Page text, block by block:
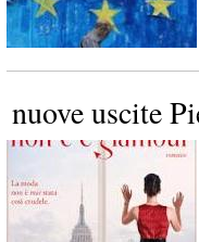
nuove uscite